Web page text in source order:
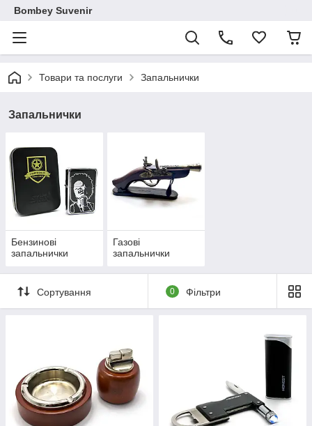
Bombey Suvenir
Товари та послуги Запальнички
Запальнички
Бензинові
запальнички
Газові
запальнички
Сортування 0 Фільтри